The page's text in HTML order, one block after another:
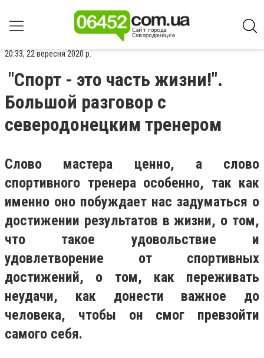
20:33, 22 вересня 2020 р.
"Спорт - это часть жизни!".
Большой разговор с
северодонецким тренером
Слово мастера ценно, а слово
спортивного тренера особенно, так как
именно оно побуждает нас задуматься о
достижении результатов в жизни, о том,
что такое удовольствие и
удовлетворение от спортивных
достижений, о том, как переживать
неудачи, как донести важное до
человека, чтобы он смог превзойти
самого себя.